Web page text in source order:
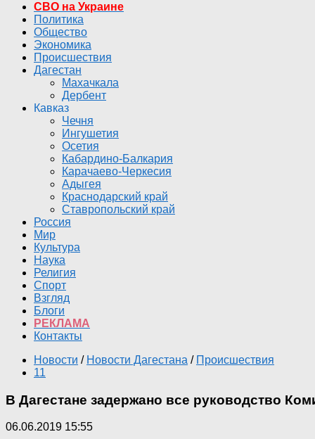
СВО на Украине
Политика
Общество
Экономика
Происшествия
Дагестан
Махачкала
Дербент
Кавказ
Чечня
Ингушетия
Осетия
Кабардино-Балкария
Карачаево-Черкесия
Адыгея
Краснодарский край
Ставропольский край
Россия
Мир
Культура
Наука
Религия
Спорт
Взгляд
Блоги
РЕКЛАМА
Контакты
Новости / Новости Дагестана / Происшествия
11
В Дагестане задержано все руководство
06.06.2019 15:55